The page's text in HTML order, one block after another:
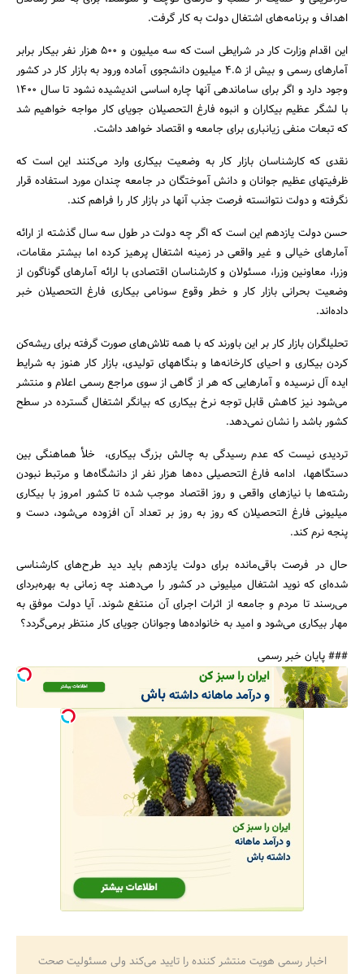
اهداف و برنامه‌های اشتغال دولت به کار گرفت.
این اقدام وزارت کار در شرایطی است که سه میلیون و 500 هزار نفر بیکار برابر
آمارهای رسمی و بیش از 4.5 میلیون دانشجوی آماده ورود به بازار کار در کشور
وجود دارد و اگر برای ساماندهی آنها چاره اساسی اندیشیده نشود تا سال 1400
با لشگر عظیم بیکاران و انبوه فارغ التحصیلان جویای کار مواجه خواهیم شد
که تبعات منفی زیانباری برای جامعه و اقتصاد خواهد داشت.
نقدی که کارشناسان بازار کار به وضعیت بیکاری وارد می‌کنند این است که
ظرفیتهای عظیم جوانان و دانش آموختگان در جامعه چندان مورد استفاده قرار
نگرفته و دولت نتوانسته فرصت جذب آنها در بازار کار را فراهم کند.
حسن دولت یازدهم این است که اگر چه دولت در طول سه سال گذشته از ارائه
آمارهای خیالی و غیر واقعی در زمینه اشتغال پرهیز کرده اما بیشتر مقامات،
وزرا، معاونین وزرا، مسئولان و کارشناسان اقتصادی با ارائه آمارهای گوناگون از
وضعیت بحرانی بازار کار و خطر وقوع سونامی بیکاری فارغ التحصیلان خبر
داده‌اند.
تحلیلگران بازار کار بر این باورند که با همه تلاش‌های صورت گرفته برای ریشه‌کن
کردن بیکاری و احیای کارخانه‌ها و بنگاههای تولیدی، بازار کار هنوز به شرایط
ایده‌ آل نرسیده و آمارهایی که هر از گاهی از سوی مراجع رسمی اعلام و منتشر
می‌شود نیز کاهش قابل توجه نرخ بیکاری که بیانگر اشتغال گسترده در سطح
کشور باشد را نشان نمی‌دهد.
تردیدی نیست که عدم رسیدگی به چالش بزرگ بیکاری، ‌ خلأ هماهنگی بین
دستگاهها، ادامه فارغ التحصیلی ده‌ها هزار نفر از دانشگاه‌ها و مرتبط نبودن
رشته‌ها با نیازهای واقعی و روز اقتصاد موجب شده تا کشور امروز با بیکاری
میلیونی فارغ التحصیلان که روز به روز بر تعداد آن افزوده می‌شود، دست و
پنجه نرم کند.
حال در فرصت باقی‌مانده برای دولت یازدهم باید دید طرح‌های کارشناسی
شده‌ای که نوید اشتغال میلیونی در کشور را می‌دهند چه زمانی به بهره‌بردای
می‌رسند تا مردم و جامعه از اثرات اجرای آن منتفع شوند. آیا دولت موفق به
مهار بیکاری می‌شود و امید به خانواده‌ها وجوانان جویای کار منتظر برمی‌گردد؟
### پایان خبر رسمی
اخبار رسمی هویت منتشر کننده را تایید می‌کند ولی مسئولیت صحت